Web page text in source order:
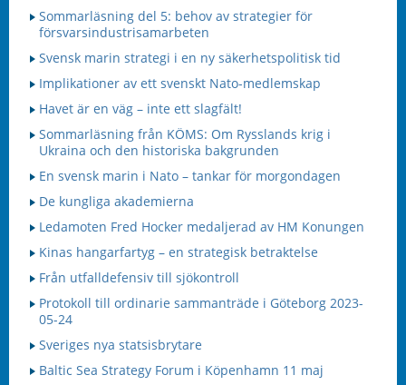
Sommarläsning del 5: behov av strategier för
försvarsindustrisamarbeten
Svensk marin strategi i en ny säkerhetspolitisk tid
Implikationer av ett svenskt Nato-medlemskap
Havet är en väg – inte ett slagfält!
Sommarläsning från KÖMS: Om Rysslands krig i
Ukraina och den historiska bakgrunden
En svensk marin i Nato – tankar för morgondagen
De kungliga akademierna
Ledamoten Fred Hocker medaljerad av HM Konungen
Kinas hangarfartyg – en strategisk betraktelse
Från utfalldefensiv till sjökontroll
Protokoll till ordinarie sammanträde i Göteborg 2023-
05-24
Sveriges nya statsisbrytare
Baltic Sea Strategy Forum i Köpenhamn 11 maj